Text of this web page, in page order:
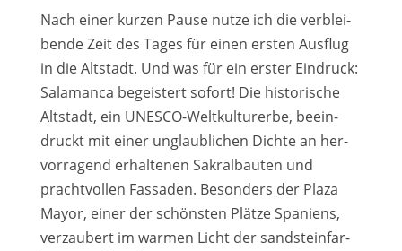
Nach einer kur­zen Pause nut­ze ich die ver­blei­
ben­de Zeit des Tages für einen ers­ten Ausflug
in die Altstadt. Und was für ein ers­ter Eindruck:
Salamanca begeis­tert sofort! Die his­to­ri­sche
Altstadt, ein UNESCO-Weltkulturerbe, beein­
druckt mit einer unglaub­li­chen Dichte an her­
vor­ra­gend erhal­te­nen Sakralbauten und
pracht­vol­len Fassaden. Besonders der Plaza
Mayor, einer der schöns­ten Plätze Spaniens,
ver­zau­bert im war­men Licht der sand­stein­far­